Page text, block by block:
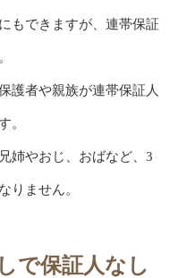
もできますが、連帯保証
護者や親族が連帯保証人
。
姉やおじ、おばなど、3
りません。
で保証人なし